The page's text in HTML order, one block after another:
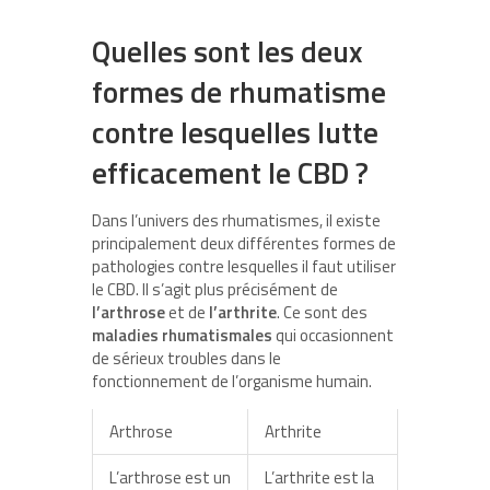
Quelles sont les deux
formes de rhumatisme
contre lesquelles lutte
efficacement le CBD ?
Dans l’univers des rhumatismes, il existe
principalement deux différentes formes de
pathologies contre lesquelles il faut utiliser
le CBD. Il s’agit plus précisément de
l’arthroseet de l’arthrite. Ce sont des
maladies rhumatismalesqui occasionnent
de sérieux troubles dans le
fonctionnement de l’organisme humain.
Arthrose
Arthrite
L’arthrose est un
L’arthrite est la